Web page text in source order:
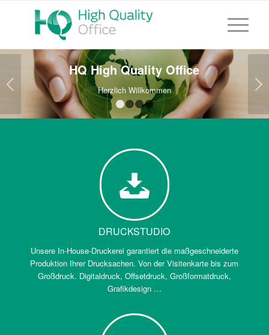
HQ High Quality Office
Herzlich Willkommen Weiter
1 2 3 4
DRUCKSTUDIO
Unsere In-House-Druckerei garantiert die maßgeschneiderte
Produktion Ihrer Drucksachen. Von der Visitenkarte bis zum
Großdruck. Digitaldruck, Offsetdruck, Großformatdruck,
Grafikdesign …